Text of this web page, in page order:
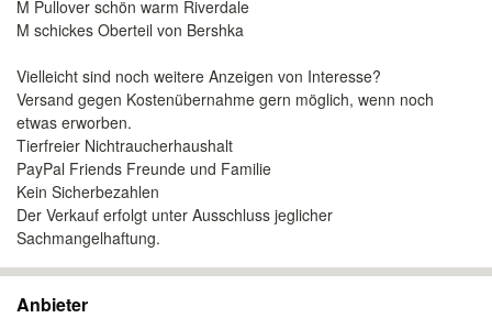
M Pullover schön warm Riverdale
M schickes Oberteil von Bershka
Vielleicht sind noch weitere Anzeigen von Interesse?
Versand gegen Kostenübernahme gern möglich, wenn noch
etwas erworben.
Tierfreier Nichtraucherhaushalt
PayPal Friends Freunde und Familie
Kein Sicherbezahlen
Der Verkauf erfolgt unter Ausschluss jeglicher
Sachmangelhaftung.
Anbieter